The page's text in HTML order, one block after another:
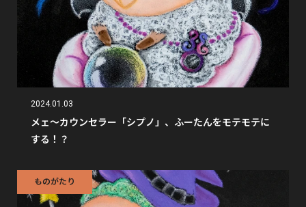
2024.01.03
メェ〜カウンセラー「シプノ」、ふーたんをモテモテに
する！？
ものがたり